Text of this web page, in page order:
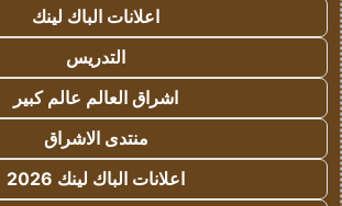
اعلانات الباك لينك
التدريس
اشراق العالم عالم كبير
منتدى الاشراق
اعلانات الباك لينك 2026